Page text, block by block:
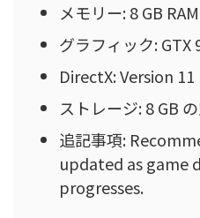
メモリー: 8 GB RAM
グラフィック: GTX
DirectX: Version 11
ストレージ: 8 GB
追記事項:
updated as game
progresses.